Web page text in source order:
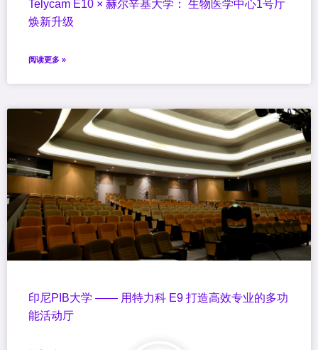
Telycam E10 × 赫尔辛基大学： 生物医学中心1号厅
焕新升级
阅读更多 »
印尼PIB大学 —— 用特力科 E9 打造高效专业的多功
能活动厅